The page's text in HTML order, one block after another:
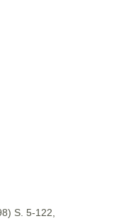
S. 5-122,